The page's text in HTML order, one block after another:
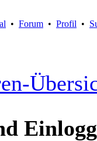
• Forum • Profil •